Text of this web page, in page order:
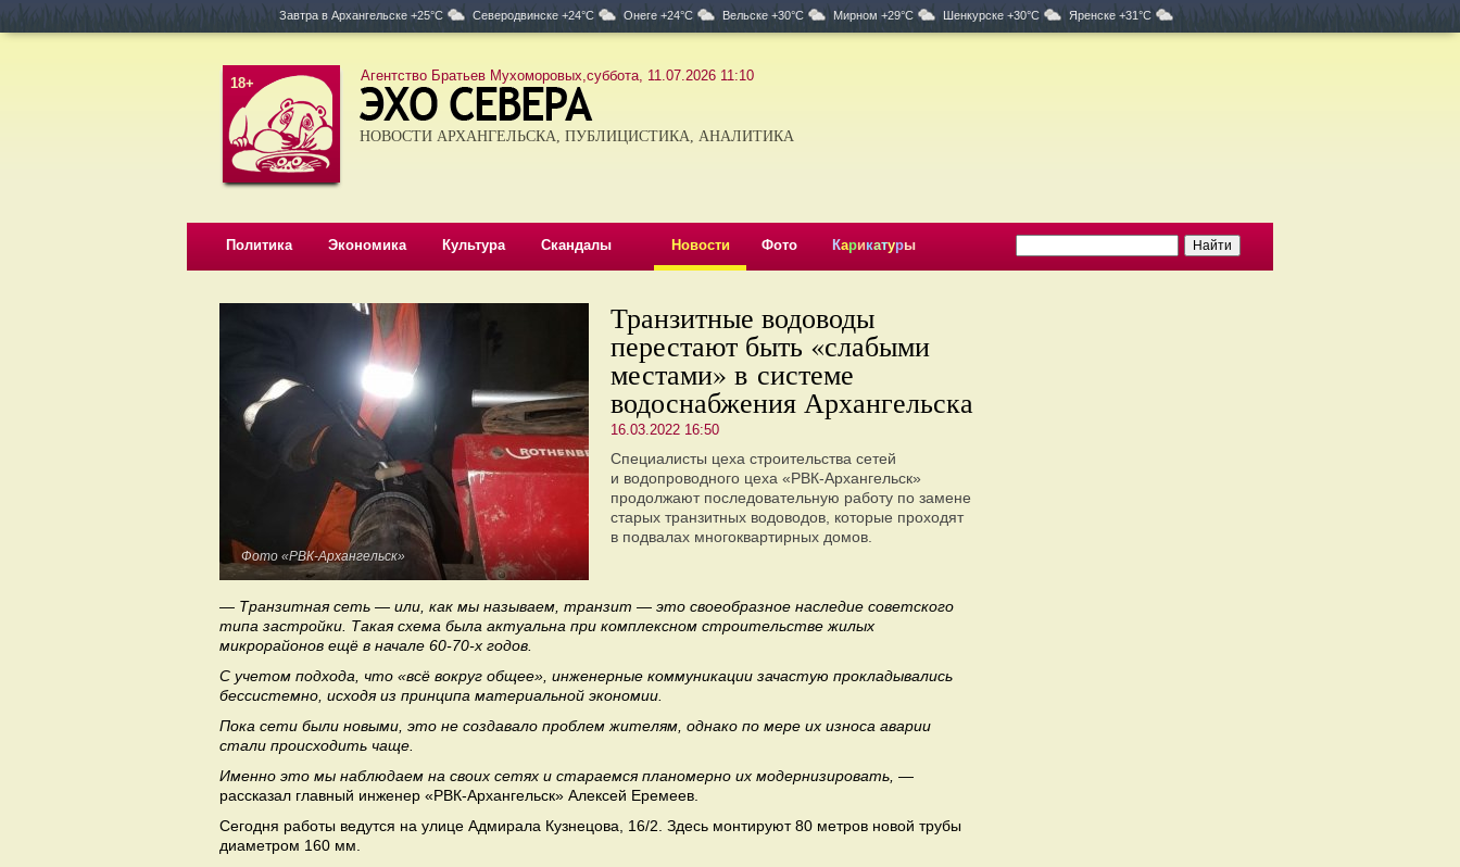
Завтра в Архангельске +25°C Северодвинске +24°C Онеге +24°C Вельске +30°C Мирном +29°C Шенкурске +30°C Яренске +31°C
18+ Агентство Братьев Мухоморовых,суббота, 11.07.2026 11:10
НОВОСТИ АРХАНГЕЛЬСКА, ПУБЛИЦИСТИКА, АНАЛИТИКА
Политика Экономика Культура Скандалы Новости Фото Карикатуры
Фото «РВК-Архангельск»
Транзитные водоводы
перестают быть «слабыми
местами» в системе
водоснабжения Архангельска
16.03.2022 16:50
Специалисты цеха строительства сетей
и водопроводного цеха «РВК-Архангельск»
продолжают последовательную работу по замене
старых транзитных водоводов, которые проходят
в подвалах многоквартирных домов.
— Транзитная сеть — или, как мы называем, транзит — это своеобразное наследие советского
типа застройки. Такая схема была актуальна при комплексном строительстве жилых
микрорайонов ещё в начале 60-70-х годов.
С учетом подхода, что «всё вокруг общее», инженерные коммуникации зачастую прокладывались
бессистемно, исходя из принципа материальной экономии.
Пока сети были новыми, это не создавало проблем жителям, однако по мере их износа аварии
стали происходить чаще.
Именно это мы наблюдаем на своих сетях и стараемся планомерно их модернизировать, —
рассказал главный инженер «РВК-Архангельск» Алексей Еремеев.
Сегодня работы ведутся на улице Адмирала Кузнецова, 16/2. Здесь монтируют 80 метров новой трубы
диаметром 160 мм.